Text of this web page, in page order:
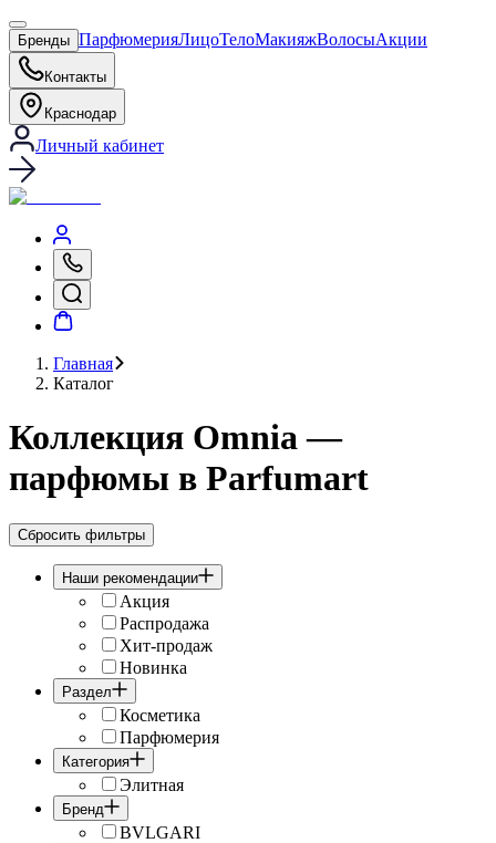
Бренды ПарфюмерияЛицоТелоМакияжВолосыАкции
Контакты
Краснодар
Личный кабинет
Главная
Каталог
Коллекция Omnia —
парфюмы в Parfumart
Сбросить фильтры
Наши рекомендации
Акция
Распродажа
Хит-продаж
Новинка
Раздел
Косметика
Парфюмерия
Категория
Элитная
Бренд
BVLGARI